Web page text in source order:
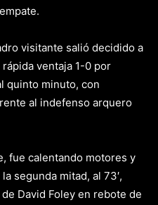
visitante salió decidido a
ventaja 1-0 por
quinto minuto, con
al indefenso arquero
fue calentando motores y
segunda mitad, al 73′,
David Foley en rebote de